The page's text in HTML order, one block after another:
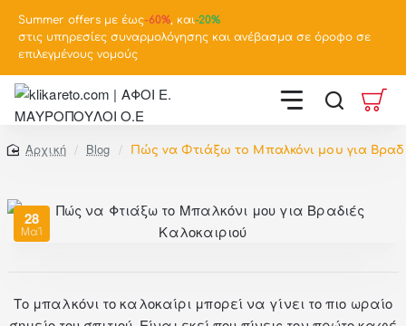
Summer offers με έως-60%, και-20%
στις υπηρεσίες συναρμολόγησης και ανέβασμα σε όροφο σε
επιλεγμένους νομούς
home
Blog Πώς να Φτιάξω το Μπαλκόνι μου για
28
Μαΐ
Το μπαλκόνι το καλοκαίρι μπορεί να γίνει το πιο ωραίο